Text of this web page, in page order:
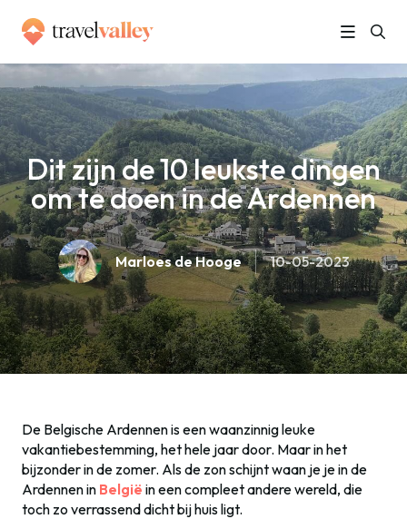
Home »
Dit zijn de 10 leukste dingen
om te doen in de Ardennen
Marloes de Hooge 10-05-2023
De Belgische Ardennen is een waanzinnig leuke
vakantiebestemming, het hele jaar door. Maar in het
bijzonder in de zomer. Als de zon schijnt waan je je in de
Ardennen in België in een compleet andere wereld, die
toch zo verrassend dicht bij huis ligt.